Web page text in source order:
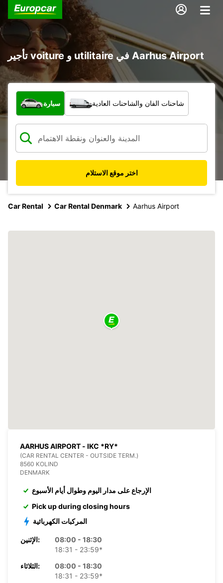
تأجير voiture و utilitaire في Aarhus Airport
ما نوع المركبة؟
سيارة شاحنات الفان والشاحنات العادية
اختر موقع الاستلام
Car Rental Car Rental Denmark Aarhus Airport
AARHUS AIRPORT - IKC *RY*
(CAR RENTAL CENTER - OUTSIDE TERM.)
8560 KOLIND
DENMARK
الإرجاع على مدار اليوم وطوال أيام الأسبوع
Pick up during closing hours
المركبات الكهربائية
الإثنين:
08:00 - 18:30
18:31 - 23:59*
الثلاثاء:
08:00 - 18:30
18:31 - 23:59*